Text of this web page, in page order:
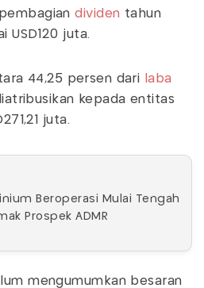
dividen tahun
USD120 juta.
44,25 persen dari
laba
kepada entitas
juta.
Beroperasi Mulai Tengah
Prospek ADMR
mengumumkan besaran